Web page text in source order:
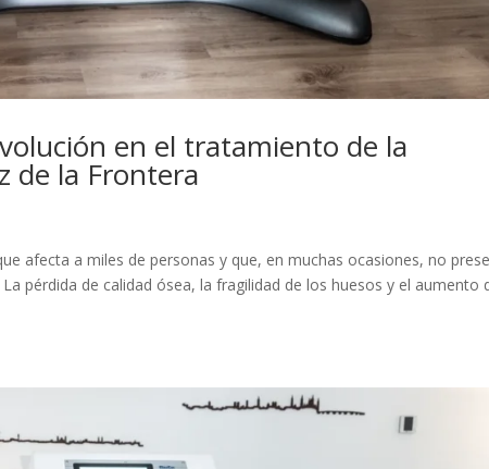
en el tratamiento de la
de la Frontera
afecta a miles de personas y que, en muchas ocasiones, no
pérdida de calidad ósea, la fragilidad de los huesos y el aumento